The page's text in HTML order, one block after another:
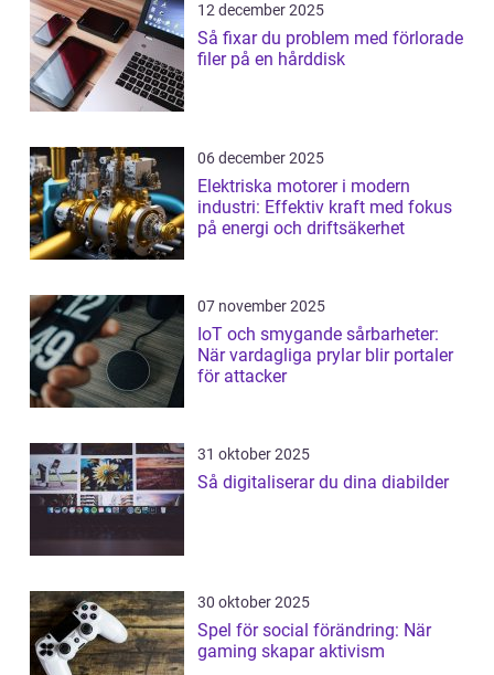
12 december 2025
Så fixar du problem med förlorade
filer på en hårddisk
06 december 2025
Elektriska motorer i modern
industri: Effektiv kraft med fokus
på energi och driftsäkerhet
07 november 2025
IoT och smygande sårbarheter:
När vardagliga prylar blir portaler
för attacker
31 oktober 2025
Så digitaliserar du dina diabilder
30 oktober 2025
Spel för social förändring: När
gaming skapar aktivism